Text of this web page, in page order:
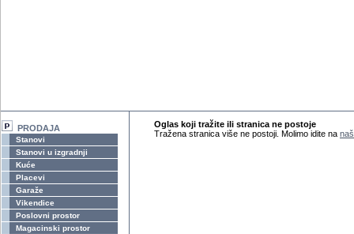
PRODAJA
Stanovi
Stanovi u izgradnji
Kuće
Placevi
Garaže
Vikendice
Poslovni prostor
Magacinski prostor
Oglas koji tražite ili stranica ne postoje
Tražena stranica više ne postoji. Molimo idite na